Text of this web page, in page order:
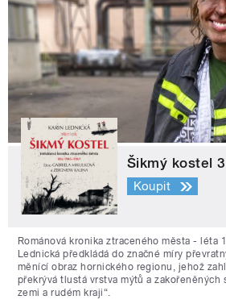
Šikmý kostel 3
Koupit
Románová kronika ztraceného města - léta
Lednická předkládá do značné míry
měnící obraz hornického regionu, jehož
překrývá tlustá vrstva mýtů a zakořeněných
zemi a rudém kraji“.